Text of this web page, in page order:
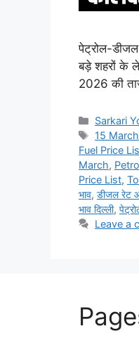
पेट्रोल-
बड़े शहरों के
2026 की
Sarkari
Tags
15
Fuel Price
March,
Price List,
भाव, डीजल रेट
भाव दिल्ली,
Leave a